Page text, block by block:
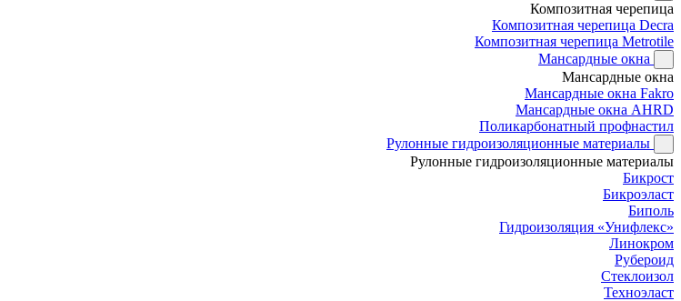
Композитная черепица
Композитная черепица Decra
Композитная черепица Metrotile
Мансардные окна
Мансардные окна
Мансардные окна Fakro
Мансардные окна AHRD
Поликарбонатный профнастил
Рулонные гидроизоляционные материалы
Рулонные гидроизоляционные материалы
Бикрост
Бикроэласт
Биполь
Гидроизоляция «Унифлекс»
Линокром
Рубероид
Стеклоизол
Техноэласт